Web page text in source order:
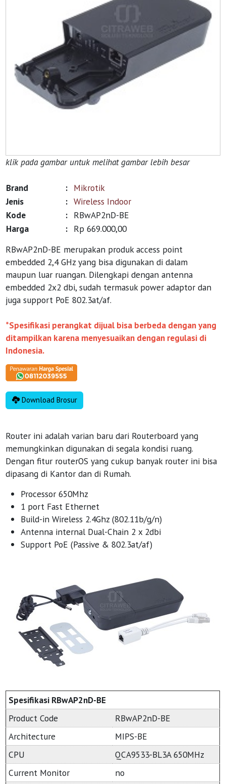
klik pada gambar untuk melihat gambar lebih besar
Brand : Mikrotik
Jenis
: Wireless Indoor
Kode
: RBwAP2nD-BE
Harga
: Rp 669.000,00
RBwAP2nD-BE merupakan produk access point
embedded 2,4 GHz yang bisa digunakan di dalam
maupun luar ruangan. Dilengkapi dengan antenna
embedded 2x2 dbi, sudah termasuk power adaptor dan
juga support PoE 802.3at/af.
*Spesifikasi perangkat dijual bisa berbeda dengan yang
ditampilkan karena menyesuaikan dengan regulasi di
Indonesia.
Download Brosur
Router ini adalah varian baru dari Routerboard yang
memungkinkan digunakan di segala kondisi ruang.
Dengan fitur routerOS yang cukup banyak router ini bisa
dipasang di Kantor dan di Rumah.
Processor 650Mhz
1 port Fast Ethernet
Build-in Wireless 2.4Ghz (802.11b/g/n)
Antenna internal Dual-Chain 2 x 2dbi
Support PoE (Passive & 802.3at/af)
Spesifikasi RBwAP2nD-BE
Product Code
RBwAP2nD-BE
Architecture
MIPS-BE
CPU
QCA9533-BL3A 650MHz
Current Monitor
no